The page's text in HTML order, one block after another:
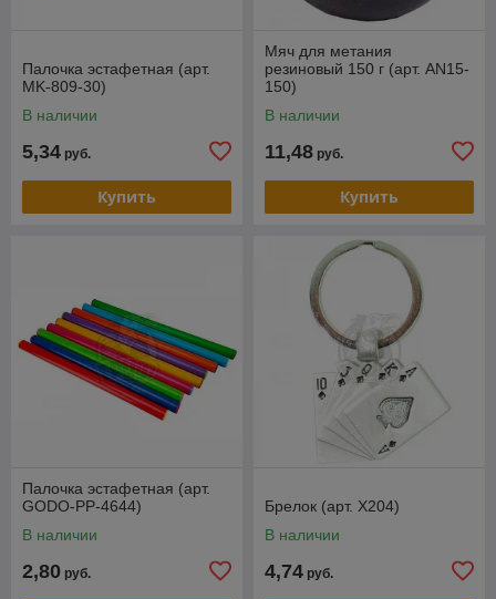
Палочка эстафетная (арт.
MK-809-30)
В наличии
5,34 руб.
Купить
Мяч для метания
резиновый 150 г (арт. AN15-
150)
В наличии
11,48 руб.
Купить
Палочка эстафетная (арт.
GODO-PP-4644)
В наличии
2,80 руб.
Брелок (арт. X204)
В наличии
4,74 руб.